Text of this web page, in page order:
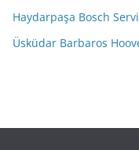
Haydarpaşa Bosch
Üsküdar Barbaros